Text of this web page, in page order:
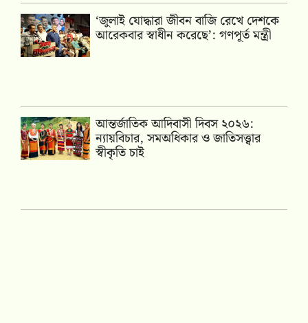
‘জুলাই যোদ্ধারা জীবন বাজি রেখে দেশকে
আরেকবার স্বাধীন করেছে’: গণপূর্ত মন্ত্রী
আন্তর্জাতিক আদিবাসী দিবস ২০২৬:
ন্যায়বিচার, সমঅধিকার ও জাতিসত্ত্বার
স্বীকৃতি চাই